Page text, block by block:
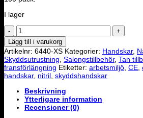
I lager
Imtex
ECO
Nitrilhandske
-
Rosa
XSMALL
mängd
Lägg till i varukorg
Artikelnr: 6440-XS Kategorier: Handskar,
Skyddsutrustning Salongstillbehör, Tan
fransförlängning Etiketter: arbetsmiljö CE
handskar, nitril skyddshandskar
Beskrivning
Ytterligare information
Recensioner (0)